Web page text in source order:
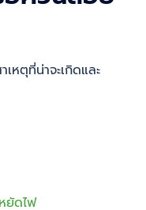
หตุที่น่าจะเกิดและ